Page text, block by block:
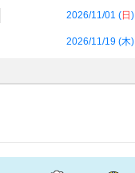
2026/11/01 (日 )
2026/11/19 (木)